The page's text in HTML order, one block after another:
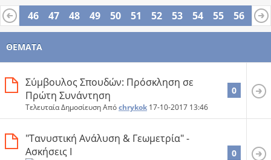
45 46 47 48 49 50 51 52 53 54 55 56
57
ΘΈΜΑΤΑ
Σύμβουλος Σπουδών: Πρόσκληση σε
Πρώτη Συνάντηση
Τελευταία Δημοσίευση Απόchrykok 17-10-2017 13:46
0
"Τανυστική Ανάλυση & Γεωμετρία" -
Ασκήσεις Ι
0